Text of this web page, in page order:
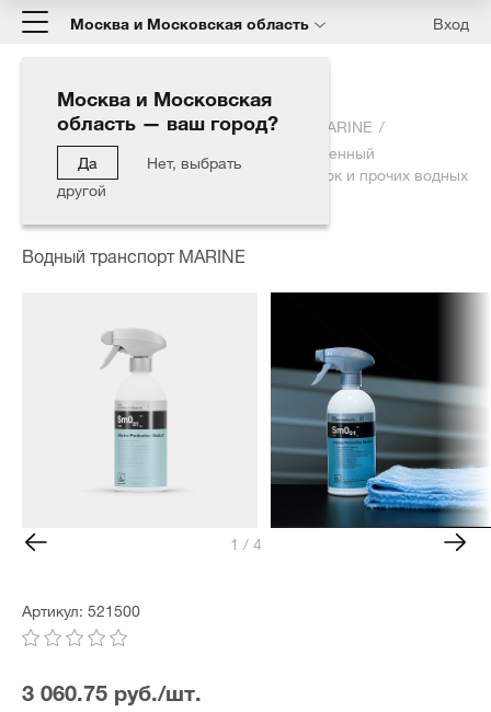
Москва и Московская область
Москва и Московская
область — ваш город?
Да
Нет, выбрать
другой
Вход
Главная Каталог Водный транспорт MARINE
Marine Protective Sealant - Высококачественный
консервирующий спрей для катеров, лодок и прочих водных
транспортных средств (500 мл)
Водный транспорт MARINE
1 / 4
Артикул: 521500
3 060.75 руб./шт.